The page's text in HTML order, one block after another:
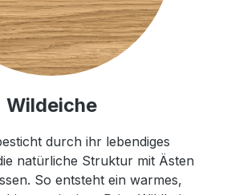
Wildeiche
durch ihr lebendiges
natürliche Struktur mit Ästen
So entsteht ein warmes,